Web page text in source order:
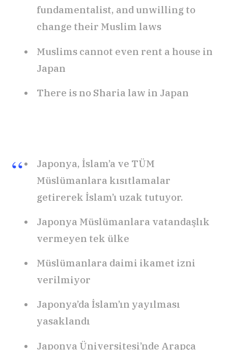
fundamentalist, and unwilling to
change their Muslim laws
Muslims cannot even rent a house in
Japan
There is no Sharia law in Japan
Japonya, İslam’a ve TÜM
Müslümanlara kısıtlamalar
getirerek İslam’ı uzak tutuyor.
Japonya Müslümanlara vatandaşlık
vermeyen tek ülke
Müslümanlara daimi ikamet izni
verilmiyor
Japonya’da İslam’ın yayılması
yasaklandı
Japonya Üniversitesi’nde Arapça